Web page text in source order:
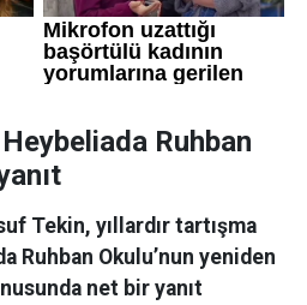
Ruhban
Tekin, yıllardır tartışma
Ruhban Okulu’nun yeniden
net bir yanıt